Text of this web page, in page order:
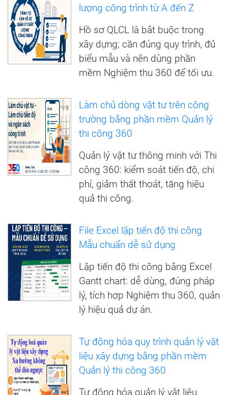
lượng công trình từ A đến Z
Hồ sơ QLCL là bắt buộc trong
xây dựng; cần đúng quy trình, đủ
biểu mẫu và nên dùng phần
mềm Nghiệm thu 360 để tối ưu.
Làm chủ dòng vật tư trên công
trường bằng phần mềm Quản lý
thi công 360
Quản lý vật tư thông minh với Thi
công 360: kiểm soát tiến độ, chi
phí, giảm thất thoát, tăng hiệu
quả thi công.
File Excel lập tiến độ thi công
Mẫu chuẩn dễ sử dụng
Lập tiến độ thi công bằng Excel
Gantt chart: dễ dùng, đúng pháp
lý, tích hợp Nghiệm thu 360, quản
lý hiệu quả dự án.
Tự động hóa quy trình quản lý vật
liệu xây dựng bằng phần mềm
Quản lý thi công 360
Tự động hóa quản lý vật liệu